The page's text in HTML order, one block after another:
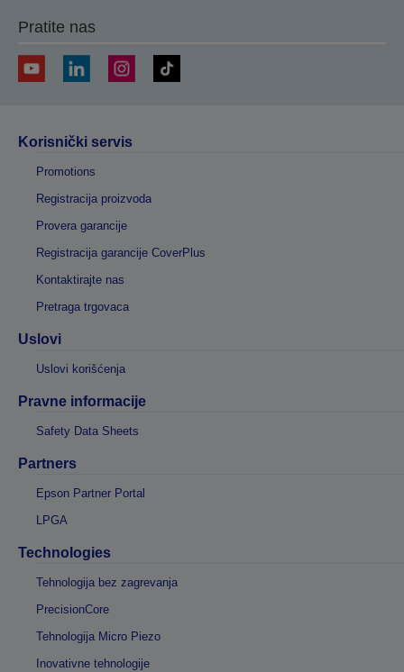
Pratite nas
Korisnički servis
Promotions
Registracija proizvoda
Provera garancije
Registracija garancije CoverPlus
Kontaktirajte nas
Pretraga trgovaca
Uslovi
Uslovi korišćenja
Pravne informacije
Safety Data Sheets
Partners
Epson Partner Portal
LPGA
Technologies
Tehnologija bez zagrevanja
PrecisionCore
Tehnologija Micro Piezo
Inovativne tehnologije